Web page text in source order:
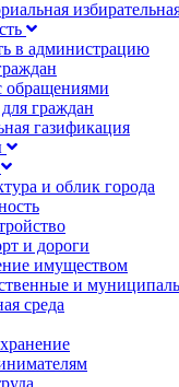
в администрацию
обращениями
граждан
газификация
и облик города
и дороги
имуществом
и
среда